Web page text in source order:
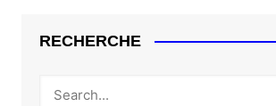
RECHERCHE